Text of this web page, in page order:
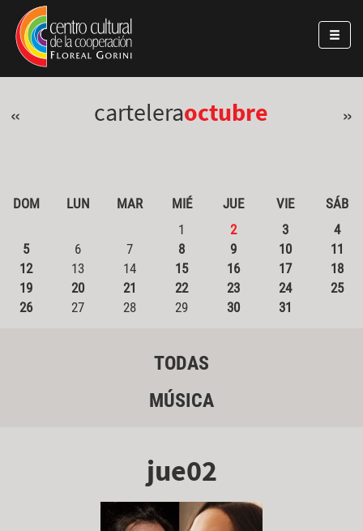
Pasar al contenido principal
Jump to main content
« carteleraoctubre »
DOM LUN MAR MIÉ JUE VIE
SÁB
1
2 3
4
5
6 7 8 9 10
11
12
13 14 15 16 17
18
19
20 21 22 23 24
25
26
27 28 29 30 31
TODAS
MÚSICA
jue02